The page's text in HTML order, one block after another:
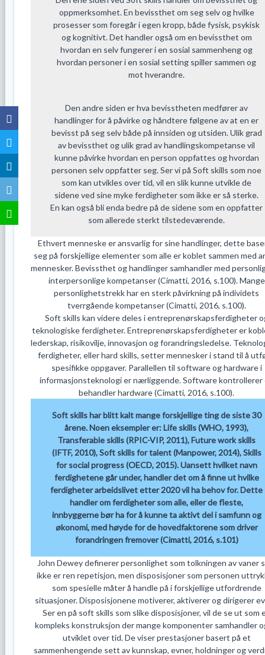
oppmerksomhet. En bevissthet om seg selv og hvilke
prosesser som foregår i egen kropp, både fysisk, psykisk
og kognitivt. Det handler også om en bevissthet om
hvordan en selv fungerer i en sosial sammenheng og
hvordan personer i en sosial setting spiller sammen og
mot hverandre.
Den andre siden er hva bevisstheten medfører av
handlinger for å påvirke og håndtere følgene av at en er
bevisst på seg selv både på innsiden og utsiden. Ulik grad
av bevissthet og ulik grad av handlingskompetanse vil
kunne påvirke hvordan en person oppfattes og hvordan
personen selv oppfatter seg. Ser vi på Soft skills som noe
som kan utvikles over tid, vil en slik kunne utvikle de
sidene ved sine myke ferdigheter som ikke er så sterke.
En kan også bli enda bedre på de sidene som en oppfatter
som allerede sterkt tilstedeværende.
Ethvert menneske er ansvarlig for sine handlinger, dette
seg på forskjellige elementer som alle er koblet sammen med
mennesker. Bevissthet og handlinger samhandler med
interpersonlige kompetanser (Cimatti, 2016, s.100). Mange
personlighetstrekk har en sterk påvirkning på individets
tverrgående kompetanser (Cimatti, 2016, s.100).
Soft skills kan videre deles i entreprenørskapsferdigheter
teknologiske ferdigheter. Entreprenørskapsferdigheter er
lederskap, risikovilje, innovasjon og forandringsledelse.
ferdigheter, eller hard skills, setter mennesker i stand til å
spesifikke oppgaver. Parallellen til software og hardware i
informasjonsteknologi er nærliggende. Software kontrollerer
behandler hardware (Cimatti, 2016, s.100).
Soft skills har blitt kalt mange forskjellige ting de siste 30
årene. Noen eksempler er: Life skills (WHO, 1993),
Transferable skills (RPIC-VIP, 2011), Future work skills
(IFTF, 2010), Soft skills for talent (Manpower, 2014), Skills
for social progress (OECD, 2015). Uansett hvilket navn
ferdighetene går under, handler det om å finne ut hvilke
ferdigheter arbeidslivet etter 2020 vil ha behov for. Dette
handler om ferdigheter som alle, eller de fleste,
innbyggerne bør ha for å kunne ta aktivt del i samfunn og
økonomi, med høyde for de hovedfaktorene som driver
forandringen fremover (Cimatti, 2016, s.101)
John Dewey definerer personlighet som tolkningen av vaner
ikke er ren repetisjon, men disposisjoner som personen
som spesielle måter å handle på i forskjellige utfordrende
situasjoner. Disposisjonene motiverer, aktiverer og dirigerer
Ser en på soft skills som slike disposisjoner, vil de se ut som
kompleks konstruksjon der mange komponenter samhandler
utviklet over tid. De viser prestasjoner basert på et
sammenhengende sett av kunnskap, evner, holdninger og